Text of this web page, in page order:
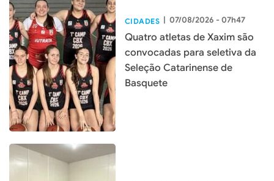
CIDADES | 07/08/2026 - 07h47
Quatro atletas de Xaxim são
convocadas para seletiva da
Seleção Catarinense de
Basquete